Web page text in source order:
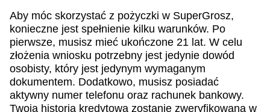
Aby móc skorzystać z pożyczki w SuperGrosz,
konieczne jest spełnienie kilku warunków. Po
pierwsze, musisz mieć ukończone 21 lat. W celu
złożenia wniosku potrzebny jest jedynie dowód
osobisty, który jest jedynym wymaganym
dokumentem. Dodatkowo, musisz posiadać
aktywny numer telefonu oraz rachunek bankowy.
Twoja historia kredytowa zostanie zweryfikowana w